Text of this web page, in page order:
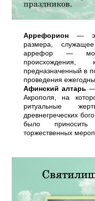
Аррефорион —
размера,
аррефор —
предназначенный в
проведения
Афинский алтарь —
Акрополя, на
ритуальные
древнегреческих
было
торжественных